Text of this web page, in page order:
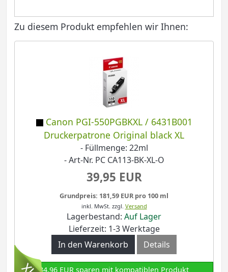
Zu diesem Produkt empfehlen wir Ihnen:
Canon PGI-550PGBKXL / 6431B001
Druckerpatrone Original black XL
- Füllmenge: 22ml
- Art-Nr. PC CA113-BK-XL-O
39,95 EUR
Grundpreis: 181,59 EUR pro 100 ml
inkl. MwSt. zzgl. Versand
Lagerbestand: Auf Lager
Lieferzeit: 1-3 Werktage
In den Warenkorb
Details
34,96 EUR sparen mit kompatiblen Produkt